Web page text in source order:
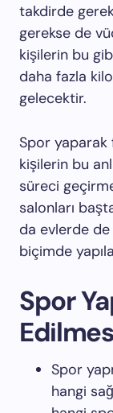
takdirde
gerekse de
kişilerin bu
daha fazla
gelecektir.
Spor
kişilerin bu
süreci
salonları
da evlerde
biçimde
Spor
Spor
hangi